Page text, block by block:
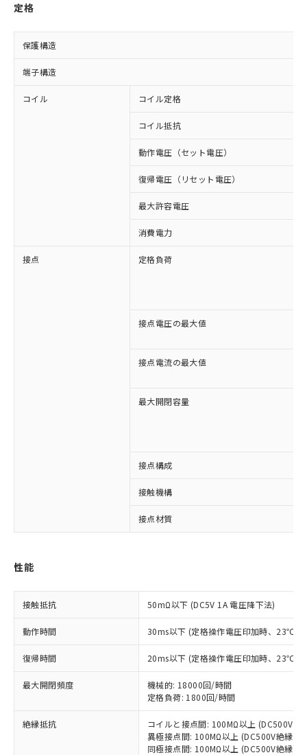
定格
保護構造
端子構造
コイル コイル定格
コイル抵抗
動作電圧（セット電圧）
復帰電圧（リセット電圧）
最大許容電圧
消費電力
接点 定格負荷
接点電圧の最大値
接点電流の最大値
最大開閉容量
接点構成
接触機構
接点材質
性能
接触抵抗 50mΩ以下 (DC5V 1A 電圧降下法)
動作時間 30ms以下 (定格操作電圧印加時、23℃、
復帰時間 20ms以下 (定格操作電圧印加時、23℃、
最大開閉頻度
機械的: 18000回/時間
定格負荷: 1800回/時間
絶縁抵抗
コイルと接点間: 100MΩ以上 (DC500V絶
異極接点間: 100MΩ以上 (DC500V絶縁抵
同極接点間: 100MΩ以上 (DC500V絶縁抵
以下の条件をお読みいただき、同意のうえ
ご利用ください。
本サービスは、当社制御機器事業取扱
商品の当社在庫状況および標準価格
(税抜)を提供させていただくもので
当社制御機器事業取扱商品の中には、
本サービスの対象外となる商品もある
ことをご了承ください。
対応済み：EU RoHS指令（10物質）の
非含有に対応した製品が提供可能な商品で
商品です。
対応予定なし：EU RoHS指令（10物質）の
非含有に非対応の商品で、対応品を出す予
定はありません。
調査・確認中：EU RoHS指令（10物質）の
非含有の対応状況を調査中または確認中の
非該当品：ライセンス料など無形物で、有
害物質有無と関係のない商品です。
仕入先様の事情により、非含有部品として
いたものが、含有品と判明した場合などや
むを得ず変更することがあります。
※1 中国RoHS○×表
「○」：最大均質材料含有率が中国RoHSの
基準値以下であることを示します。
「×」：最大均質材料含有率が中国RoHSの
基準値を超えていることを示します。
「－」：未確認です。当社販売部門へお問
当社は、これら貴社製品のうち、外国
為替および外国貿易法に定める商品